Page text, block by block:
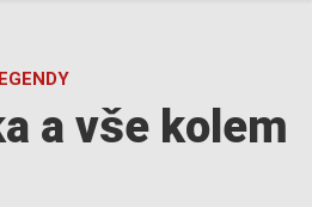
a vše kolem